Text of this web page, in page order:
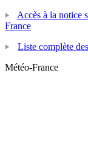
Accès à la notice
France
Liste complète
Météo-France